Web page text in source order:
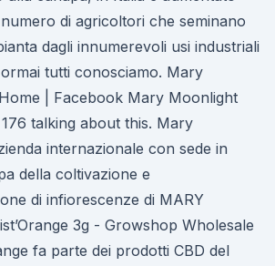
di agricoltori che seminano
dagli innumerevoli usi industriali
tutti conosciamo. Mary
| Facebook Mary Moonlight
176 talking about this. Mary
internazionale con sede in
della coltivazione e
di infiorescenze di MARY
3g - Growshop Wholesale
fa parte dei prodotti CBD del